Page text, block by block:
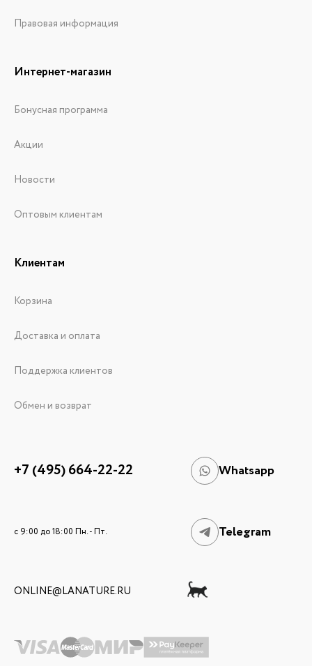
Правовая информация
Интернет-магазин
Бонусная программа
Акции
Новости
Оптовым клиентам
Клиентам
Корзина
Доставка и оплата
Поддержка клиентов
Обмен и возврат
+7 (495) 664-22-22 Whatsapp
c 9:00 до 18:00 Пн. - Пт. Telegram
ONLINE@LANATURE.RU